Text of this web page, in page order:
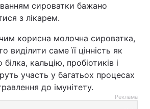
сироватки бажано
з лікарем.
корисна молочна сироватка,
виділити саме її цінність як
кальцію, пробіотиків і
участь у багатьох процесах
до імунітету.
Реклама